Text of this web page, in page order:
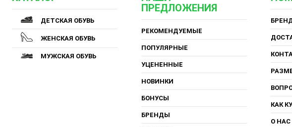
ДЕТСКАЯ ОБУВЬ
ЖЕНСКАЯ ОБУВЬ
МУЖСКАЯ ОБУВЬ
ПРЕДЛОЖЕНИЯ
РЕКОМЕНДУЕМЫЕ
ПОПУЛЯРНЫЕ
УЦЕНЕННЫЕ
НОВИНКИ
БОНУСЫ
БРЕНДЫ
КАК
О НАС